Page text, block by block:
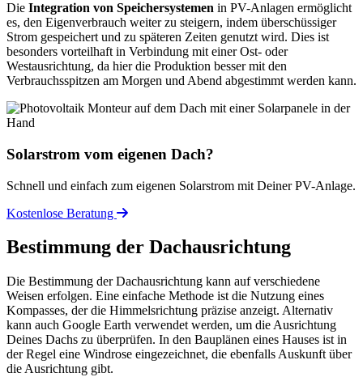
Die Integration von Speichersystemen in PV-Anlagen ermöglicht
es, den Eigenverbrauch weiter zu steigern, indem überschüssiger
Strom gespeichert und zu späteren Zeiten genutzt wird. Dies ist
besonders vorteilhaft in Verbindung mit einer Ost- oder
Westausrichtung, da hier die Produktion besser mit den
Verbrauchsspitzen am Morgen und Abend abgestimmt werden kann.
Solarstrom vom eigenen Dach?
Schnell und einfach zum eigenen Solarstrom mit Deiner PV-Anlage.
Kostenlose Beratung
Bestimmung der Dachausrichtung
Die Bestimmung der Dachausrichtung kann auf verschiedene
Weisen erfolgen. Eine einfache Methode ist die Nutzung eines
Kompasses, der die Himmelsrichtung präzise anzeigt. Alternativ
kann auch Google Earth verwendet werden, um die Ausrichtung
Deines Dachs zu überprüfen. In den Bauplänen eines Hauses ist in
der Regel eine Windrose eingezeichnet, die ebenfalls Auskunft über
die Ausrichtung gibt.